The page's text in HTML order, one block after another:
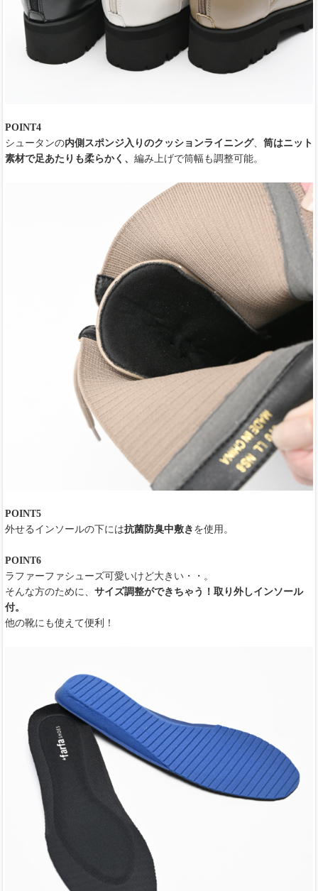
POINT4
シュータンの内側スポンジ入りのクッションライニング、 筒はニット
素材で足あたりも柔らかく、 編み上げで筒幅も調整可能。
POINT5
外せるインソールの下には抗菌防臭中敷き を使用。
POINT6
ラファーファシューズ可愛いけど大きい・・。
そんな方のために、 サイズ調整ができちゃう！取り外しインソール
付。
他の靴にも使えて便利！